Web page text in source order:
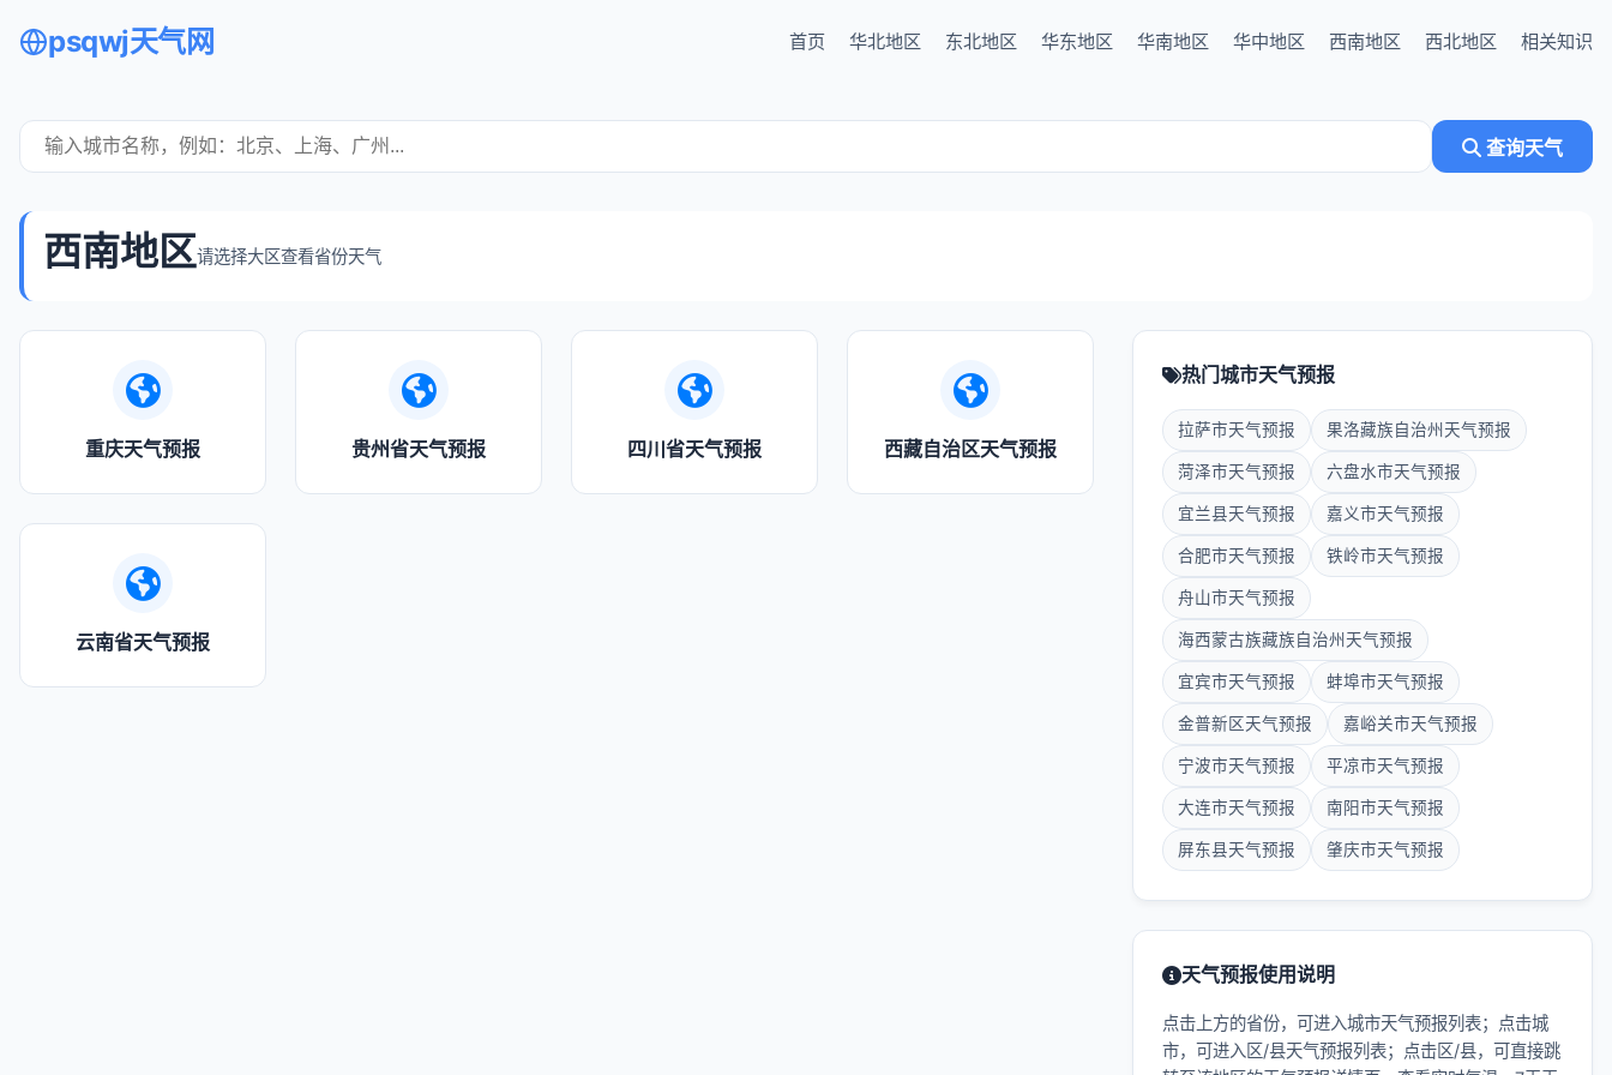
psqwj天气网 首页 华北地区 东北地区 华东地区 华南地区 华中地区 西南地区 西北地区 相关知识
查询天气
西南地区请选择大区查看省份天气
重庆天气预报 贵州省天气预报 四川省天气预报 西藏自治区天气预报
云南省天气预报
热门城市天气预报
拉萨市天气预报 果洛藏族自治州天气预报
菏泽市天气预报 六盘水市天气预报
宜兰县天气预报 嘉义市天气预报
合肥市天气预报 铁岭市天气预报
舟山市天气预报
海西蒙古族藏族自治州天气预报
宜宾市天气预报 蚌埠市天气预报
金普新区天气预报 嘉峪关市天气预报
宁波市天气预报 平凉市天气预报
大连市天气预报 南阳市天气预报
屏东县天气预报 肇庆市天气预报
天气预报使用说明
点击上方的省份，可进入城市天气预报列表；点击城
市，可进入区/县天气预报列表；点击区/县，可直接跳